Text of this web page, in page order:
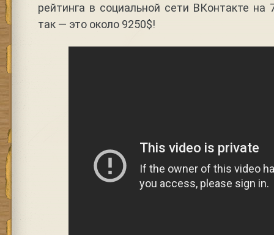
рейтинга в социальной сети ВКонтакте
так — это около 9250$!